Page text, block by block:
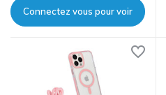
Connectez vous pour voir